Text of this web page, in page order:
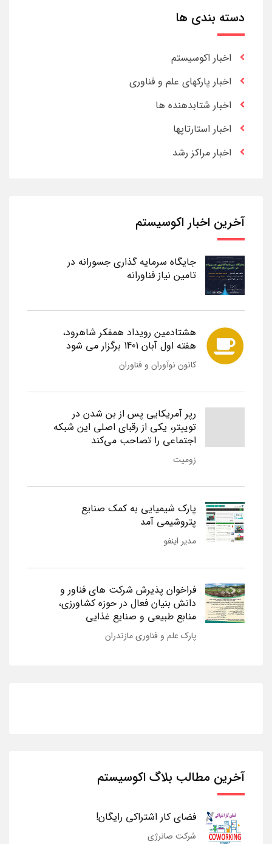
دسته بندی ها
اخبار اکوسیستم
اخبار پارکهای علم و فناوری
اخبار شتابدهنده ها
اخبار استارتاپها
اخبار مراکز رشد
آخرین اخبار اکوسیستم
جایگاه سرمایه گذاری جسورانه در
تامین نیاز فناورانه
هشتادمین رویداد همفکر شاهرود،
هفته اول آبان 1401 برگزار می شود
کانون نوآوران و فناوران
رپر آمریکایی پس از بن شدن در
توییتر، یکی از رقبای اصلی این شبکه
اجتماعی را تصاحب می‌کند
زومیت
پارک شیمیایی به کمک صنایع
پتروشیمی آمد
مدیر اینفو
فراخوان پذیرش شرکت های فناور و
دانش بنیان فعال در حوزه کشاورزی،
منابع طبیعی و صنایع غذایی
پارک علم و فناوری مازندران
آخرین مطالب بلاگ اکوسیستم
فضای کار اشتراکی رایگان!
شرکت صانرژی